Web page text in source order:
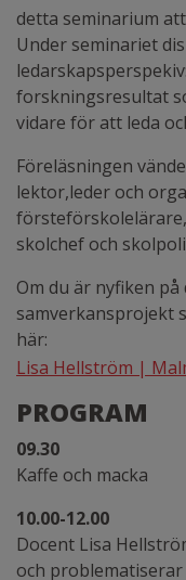
detta seminarium
Under seminariet
forskningsresultat
vidare för att leda
Föreläsningen
lektor,leder och
skolchef och
Om du är nyfiken
samverkansprojekt
här:
Lisa Hellström |
PROGRAM
09.30
Kaffe och macka
10.00-12.00
Docent Lisa
och problematiserar